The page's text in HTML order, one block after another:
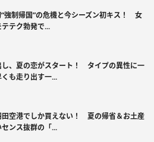
“強制帰国”の危機と今シーズン初キス！ 女
テク勃発で...
し、夏の恋がスタート！ タイプの異性に一
も走り出す一...
田空港でしか買えない！ 夏の帰省＆お土産
ンス抜群の「...